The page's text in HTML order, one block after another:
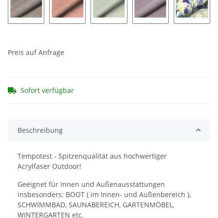
Preis auf Anfrage
Sofort verfügbar
Beschreibung
Tempotest - Spitzenqualität aus hochwertiger
Acrylfaser Outdoor!
Geeignet für Innen und Außenausstattungen
insbesonders: BOOT ( im Innen- und Außenbereich ),
SCHWIMMBAD, SAUNABEREICH, GARTENMÖBEL,
WINTERGARTEN etc.